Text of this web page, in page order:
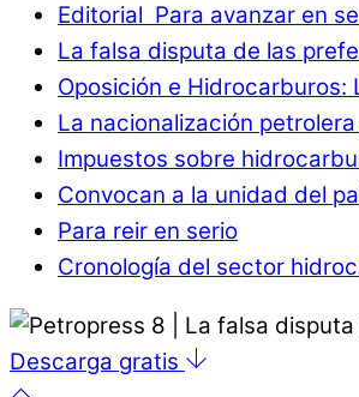
Editorial Para avanzar en
La falsa disputa de las
Oposición e Hidrocarburos:
La nacionalización
Impuestos sobre
Convocan a la unidad del
Para reir en serio
Cronología del sector
Descarga gratis